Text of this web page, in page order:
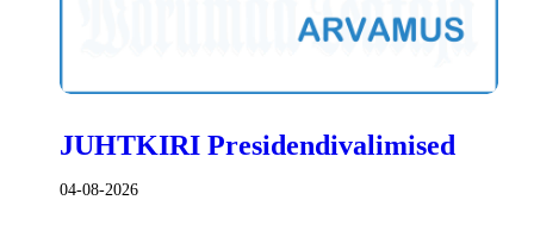
JUHTKIRI Presidendivalimised
04-08-2026